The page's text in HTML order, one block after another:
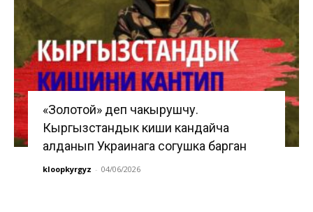
«Золотой» деп чакырушчу.
Кыргызстандык киши кандайча
алданып Украинага согушка барган
kloopkyrgyz - 04/06/2026